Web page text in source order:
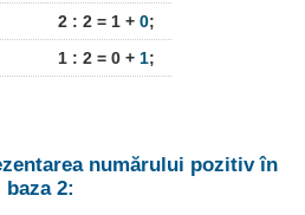
2 : 2 = 1 + 0;
1 : 2 = 0 + 1;
numărului pozitiv în
baza 2: